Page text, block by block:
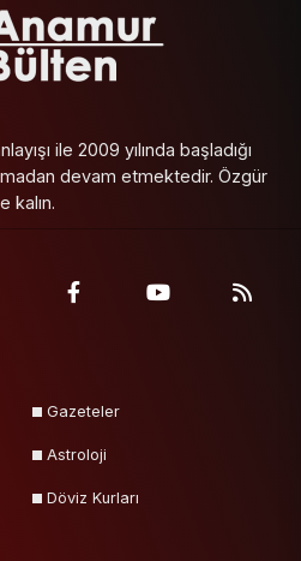
ile 2009 yılında başladığı
devam etmektedir. Özgür
kalın.
Gazeteler
Astroloji
Döviz Kurları